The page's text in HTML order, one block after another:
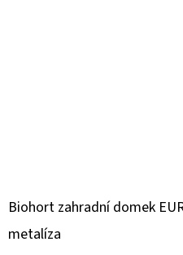
Biohort zahradní domek
metalíza